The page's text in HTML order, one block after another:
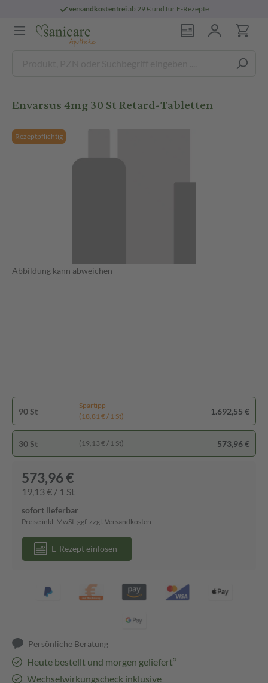
versandkostenfreiab 29 € und für E-Rezepte
Envarsus 4mg 30 St Retard-Tabletten
Rezeptpflichtig
Abbildung kann abweichen
90 St
Spartipp
(18,81 € / 1 St)
1.692,55 €
30 St (19,13 € / 1 St) 573,96 €
573,96 €
19,13 € / 1 St
sofort lieferbar
Preise inkl. MwSt. ggf. zzgl. Versandkosten
E-Rezept einlösen
Persönliche Beratung
Heute bestellt und morgen geliefert³
Wechselwirkungscheck inklusive